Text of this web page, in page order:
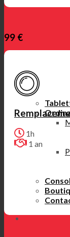
99 €
1h
1 an